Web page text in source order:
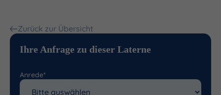
Zurück zur Übersicht
Ihre Anfrage zu dieser Laterne
Anrede*